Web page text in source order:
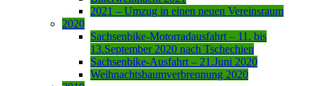
2021 – Umzug in einen neuen Vereinsraum
2020
Sachsenbike-Motorradausfahrt – 11. bis
13.September 2020 nach Tschechien
Sachsenbike-Ausfahrt – 21.Juni 2020
Weihnachtsbaumverbrennung 2020